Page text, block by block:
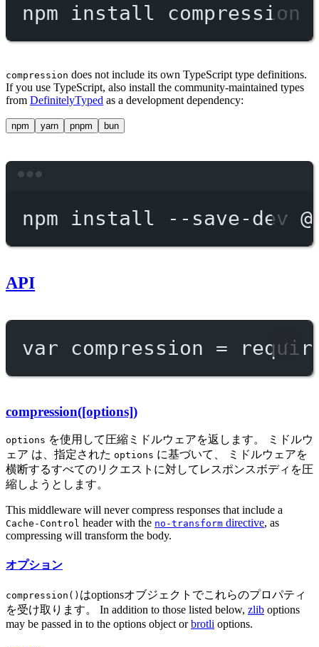
npm install compression
compression does not include its own TypeScript type definitions.
If you use TypeScript, also install the community-maintained types
from DefinitelyTyped as a development dependency:
npm yarn pnpm bun
npm install --save-dev
API
var compression =
compression([options])
options を使用して圧縮ミドルウェアを返します。 ミドルウ
ェア は、指定された options に基づいて、 ミドルウェアを
横断するすべてのリクエストに対してレスポンスボディを圧
縮しようとします。
This middleware will never compress responses that include a
Cache-Control header with the no-transform directive, as
compressing will transform the body.
オプション
compression() はoptionsオブジェクトでこれらのプロパティ
を受け取ります。 In addition to those listed below, zlib options
may be passed in to the options object orbrotli options.